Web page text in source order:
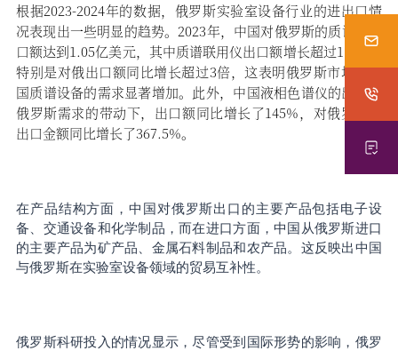
根据2023-2024年的数据，俄罗斯实验室设备行业的进出口情
况表现出一些明显的趋势。2023年，中国对俄罗斯的质谱仪出
口额达到1.05亿美元，其中质谱联用仪出口额增长超过1.2倍，
特别是对俄出口额同比增长超过3倍，这表明俄罗斯市场对中
国质谱设备的需求显著增加。此外，中国液相色谱仪的出口在
俄罗斯需求的带动下，出口额同比增长了145%，对俄罗斯的
出口金额同比增长了367.5%。
在产品结构方面，中国对俄罗斯出口的主要产品包括电子设
备、交通设备和化学制品，而在进口方面，中国从俄罗斯进口
的主要产品为矿产品、金属石料制品和农产品。这反映出中国
与俄罗斯在实验室设备领域的贸易互补性。
俄罗斯科研投入的情况显示，尽管受到国际形势的影响，俄罗